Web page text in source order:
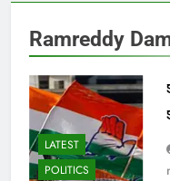
Ramreddy
LATEST
POLITICS